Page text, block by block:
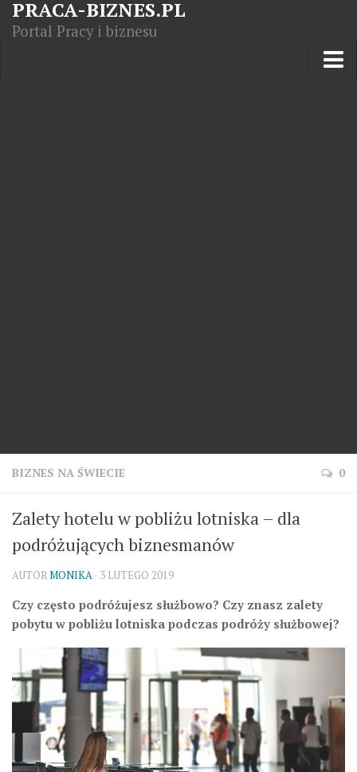
PRACA-BIZNES.PL
Portal Pracy i biznesu
BIZNES NA ŚWIECIE 0
Zalety hotelu w pobliżu lotniska – dla
podróżujących biznesmanów
AUTORMONIKA · 3 LUTEGO 2019
Czy często podróżujesz służbowo? Czy znasz zalety
pobytu w pobliżu lotniska podczas podróży służbowej?